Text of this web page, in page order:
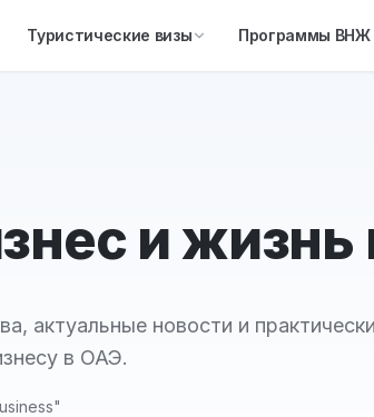
Туристические визы Программы ВНЖ
и жизнь
актуальные новости и
в ОАЭ.